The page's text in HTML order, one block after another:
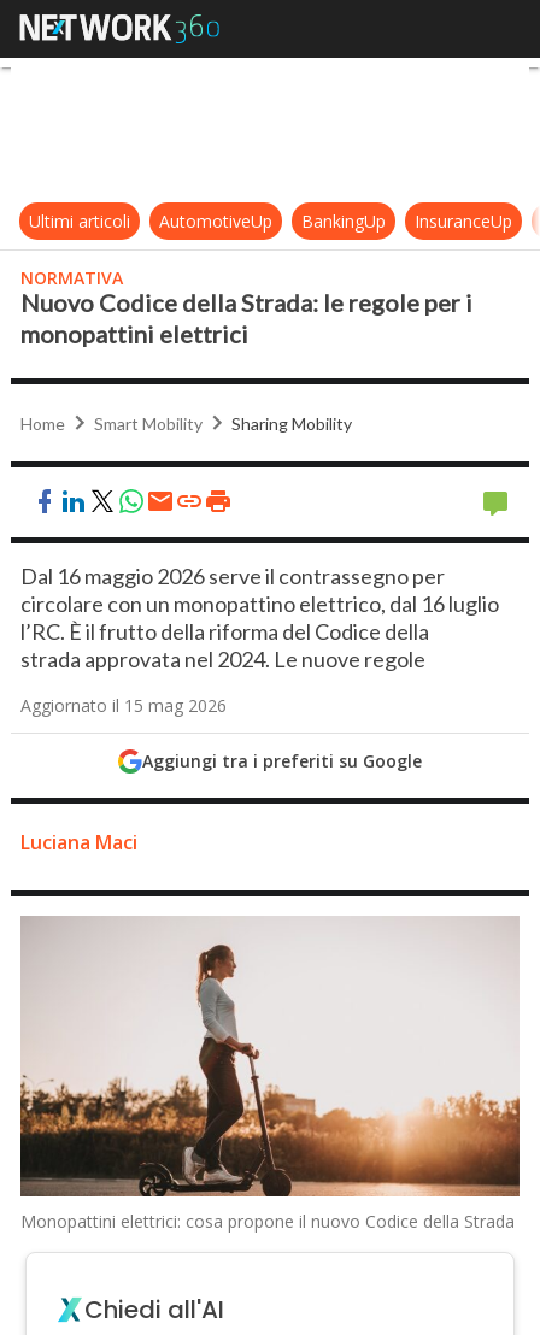
Nuovo Codice della Strada: le
Ultimi articoli AutomotiveUp BankingUp InsuranceUp
NORMATIVA
Nuovo Codice della Strada: le regole per i
monopattini elettrici
Home Smart Mobility Sharing Mobility
Dal 16 maggio 2026 serve il contrassegno per
circolare con un monopattino elettrico, dal 16 luglio
l’RC. È il frutto della riforma del Codice della
strada approvata nel 2024. Le nuove regole
Aggiornato il 15 mag 2026
Aggiungi tra i preferiti su Google
Luciana Maci
Monopattini elettrici: cosa propone il nuovo Codice della Strada
Chiedi all'AI